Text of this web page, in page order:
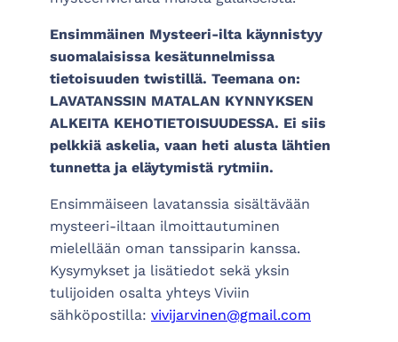
Ensimmäinen Mysteeri-ilta käynnistyy
suomalaisissa kesätunnelmissa
tietoisuuden twistillä. Teemana on:
LAVATANSSIN MATALAN KYNNYKSEN
ALKEITA KEHOTIETOISUUDESSA. Ei siis
pelkkiä askelia, vaan heti alusta lähtien
tunnetta ja eläytymistä rytmiin.
Ensimmäiseen lavatanssia sisältävään
mysteeri-iltaan ilmoittautuminen
mielellään oman tanssiparin kanssa.
Kysymykset ja lisätiedot sekä yksin
tulijoiden osalta yhteys Viviin
sähköpostilla: vivijarvinen@gmail.com